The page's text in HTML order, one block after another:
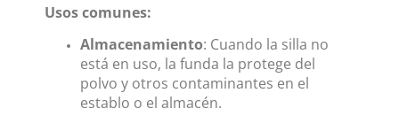
Usos comunes:
Almacenamiento: Cuando la silla no
está en uso, la funda la protege del
polvo y otros contaminantes en el
establo o el almacén.